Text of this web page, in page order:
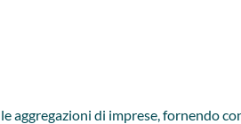
aggregazioni di imprese, fornendo